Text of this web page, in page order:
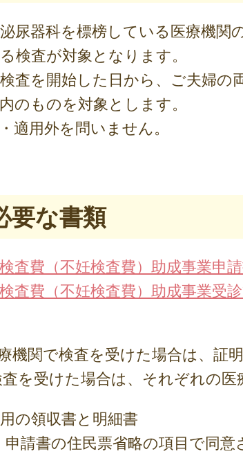
尿器科を標榜している医療機関
検査が対象となります。
査を開始した日から、ご夫婦の
のものを対象とします。
適用外を問いません。
要な書類
査費（不妊検査費）助成事業申
査費（不妊検査費）助成事業受
機関で検査を受けた場合は、証
を受けた場合は、それぞれの医
の領収書と明細書
請書の住民票省略の項目で同